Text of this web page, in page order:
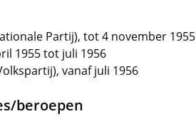
Partij), tot 4 november 1955
1955 tot juli 1956
vanaf juli 1956
beroepen